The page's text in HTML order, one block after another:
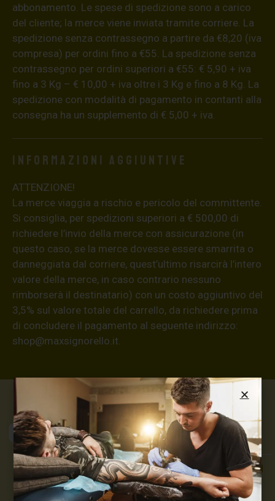
abbonamento. Le spese di spedizione sono a carico
del cliente; la merce viene inviata tramite corriere. La
spedizione senza contrassegno a partire da €8,20 (iva
compresa) per ordini fino a €55. La spedizione senza
contrassegno per ordini superiori a €55: € 5,90 + iva
fino a 3 Kg – € 10,00 + iva oltre i 3 Kg e fino a 8 Kg. La
spedizione con modalità di pagamento in contanti alla
consegna ha un supplemento di € 5,00 + iva.
Informazioni aggiuntive
ATTENZIONE!
La merce viaggia a rischio e pericolo del committente.
Si consiglia, per spedizioni superiori a € 500,00 di
richiedere l’invio della merce con assicurazione (in
questo caso, se la merce dovesse essere smarrita o
danneggiata dal corriere, quest’ultimo risarcirà l’intero
valore della merce, in caso contrario nessuno
rimborserà il destinatario) con un costo aggiuntivo del
3,5% sul valore totale del carrello, da richiedere prima
di concludere il pagamento al seguente indirizzo:
shop@maxsignorello.it
Max Signorello
Tattoo Supply
TUTTO PER IL TUO
TATTOO STUDIO